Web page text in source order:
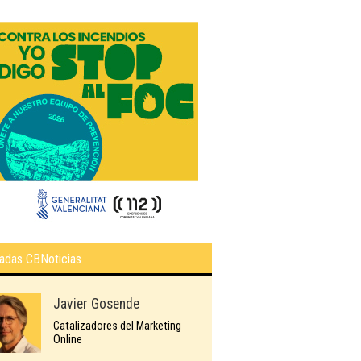
CBNoticias
Javier Gosende
Catalizadores del Marketing
Online